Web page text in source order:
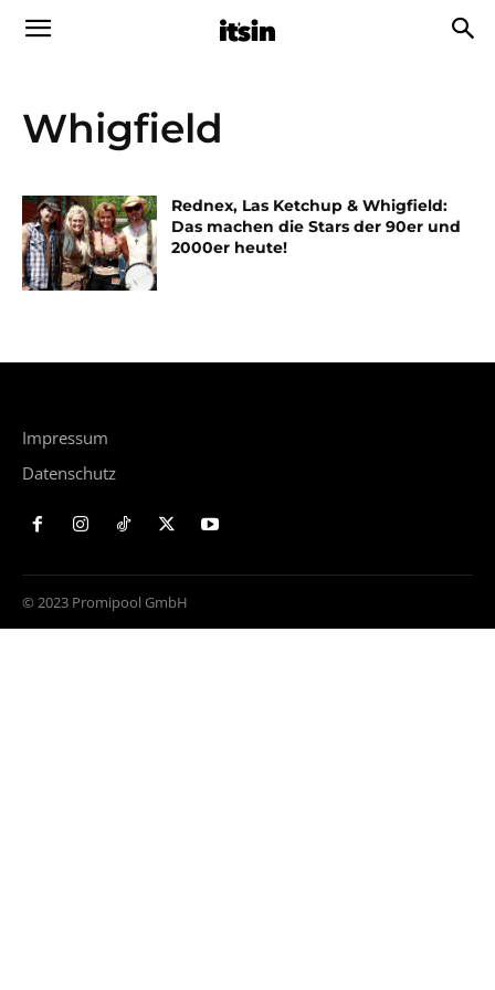
Whigfield
Rednex, Las Ketchup & Whigfield:
Das machen die Stars der 90er und
2000er heute!
Impressum
Datenschutz
© 2023 Promipool GmbH